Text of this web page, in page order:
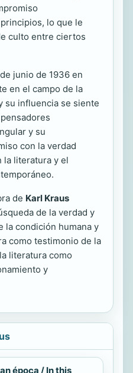
lo que le
culto entre ciertos
junio de 1936 en
en el campo de la
su influencia se siente
y su
con la verdad
la literatura y el
de Karl Kraus
de la verdad y
la condición humana y
como testimonio de la
literatura como
y
época / In this